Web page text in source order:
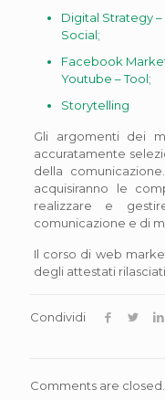
Digital Strategy
Social;
Facebook
Youtube – Tool;
Storytelling
Gli argomenti dei
accuratamente
della
acquisiranno le
realizzare e
comunicazione e di
Il corso di web
degli attestati
Condividi
Comments are closed.